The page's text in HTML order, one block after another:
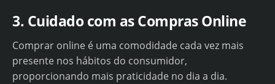
3. Cuidado com as Compras Online
Comprar online é uma comodidade cada vez mais
presente nos hábitos do consumidor,
proporcionando mais praticidade no dia a dia.